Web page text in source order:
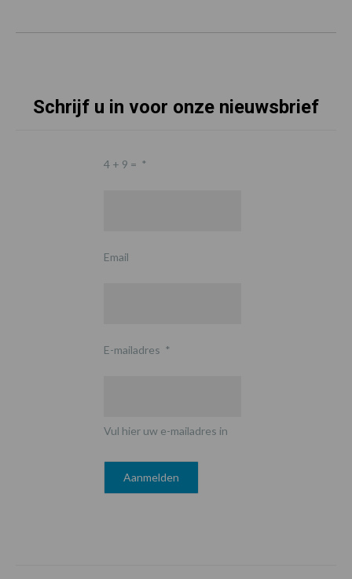
Schrijf u in voor onze nieuwsbrief
4 + 9 = *
Email
E-mailadres *
Vul hier uw e-mailadres in